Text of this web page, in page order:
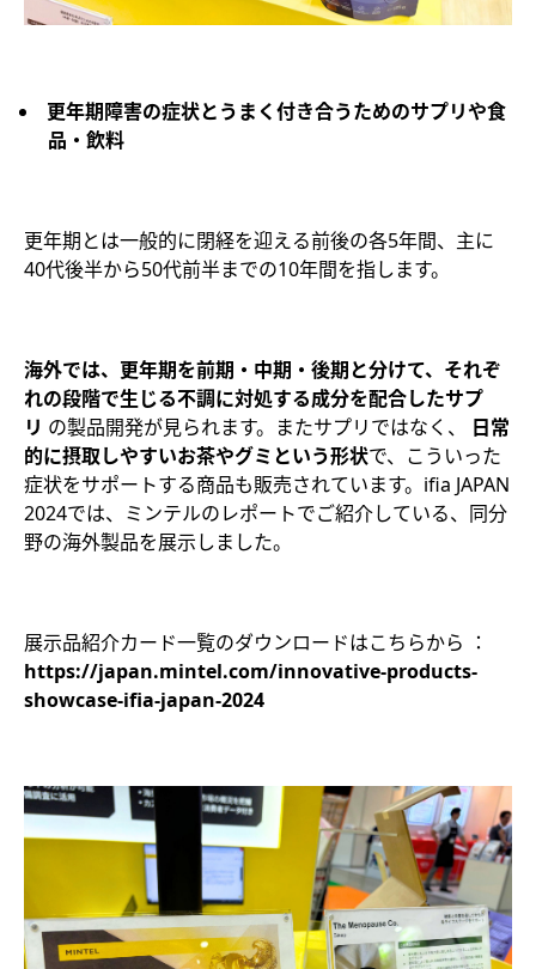
更年期障害の症状とうまく付き合うためのサプリや食
品・飲料
更年期とは一般的に閉経を迎える前後の各5年間、主に
40代後半から50代前半までの10年間を指します。
海外では、更年期を前期・中期・後期と分けて、それぞ
れの段階で生じる不調に対処する成分を配合したサプ
リ の製品開発が見られます。またサプリではなく、
日常
的に摂取しやすいお茶やグミという形状で、こういった
症状をサポートする商品も販売されています。ifia JAPAN
2024では、ミンテルのレポートでご紹介している、同分
野の海外製品を展示しました。
展示品紹介カード一覧のダウンロードはこちらから ：
https://japan.mintel.com/innovative-products-
showcase-ifia-japan-2024